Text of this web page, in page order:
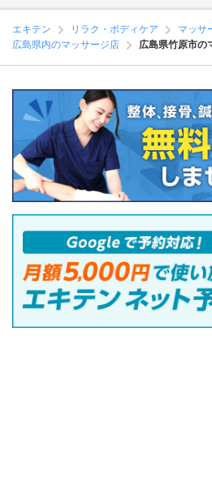
エキテン リラク・ボディケア
マッサ
広島県内のマッサージ店
広島県竹原市の